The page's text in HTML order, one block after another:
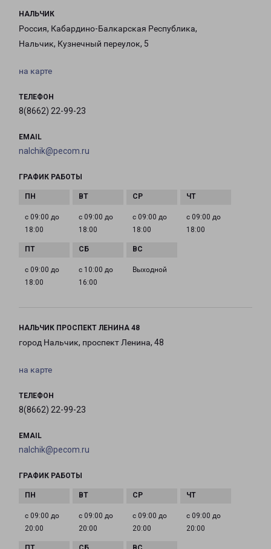
НАЛЬЧИК
Россия, Кабардино-Балкарская Республика,
Нальчик, Кузнечный переулок, 5
на карте
ТЕЛЕФОН
8(8662) 22-99-23
EMAIL
nalchik@pecom.ru
ГРАФИК РАБОТЫ
с 09:00 до
18:00
с 09:00 до
18:00
с 09:00 до
18:00
с 09:00 до
18:00
с 09:00 до
18:00
с 10:00 до
16:00
Выходной
НАЛЬЧИК ПРОСПЕКТ ЛЕНИНА 48
город Нальчик, проспект Ленина, 48
на карте
ТЕЛЕФОН
8(8662) 22-99-23
EMAIL
nalchik@pecom.ru
ГРАФИК РАБОТЫ
с 09:00 до
20:00
с 09:00 до
20:00
с 09:00 до
20:00
с 09:00 до
20:00